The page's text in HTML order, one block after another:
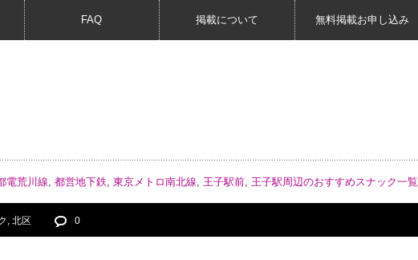
FAQ 掲載について 無料掲載お申し込み
電荒川線, 都営地下鉄, 東京メトロ南北線, 王子駅前, 王子駅周辺のおすすめスナック一覧
, 北区 0